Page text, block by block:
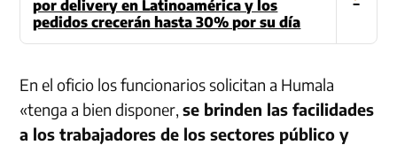
por delivery en Latinoamérica y los
pedidos crecerán hasta 30% por su día
En el oficio los funcionarios solicitan a Humala
«tenga a bien disponer,se brinden las facilidades
a los trabajadores de los sectores público y